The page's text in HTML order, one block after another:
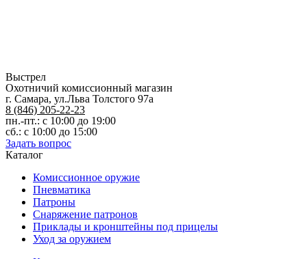
Выстрел
Охотничий комиссионный магазин
г. Самара, ул.Льва Толстого 97а
8 (846) 205-22-23
пн.-пт.: с 10:00 до 19:00
сб.: с 10:00 до 15:00
Задать вопрос
Каталог
Комиссионное оружие
Пневматика
Патроны
Снаряжение патронов
Приклады и кронштейны под прицелы
Уход за оружием